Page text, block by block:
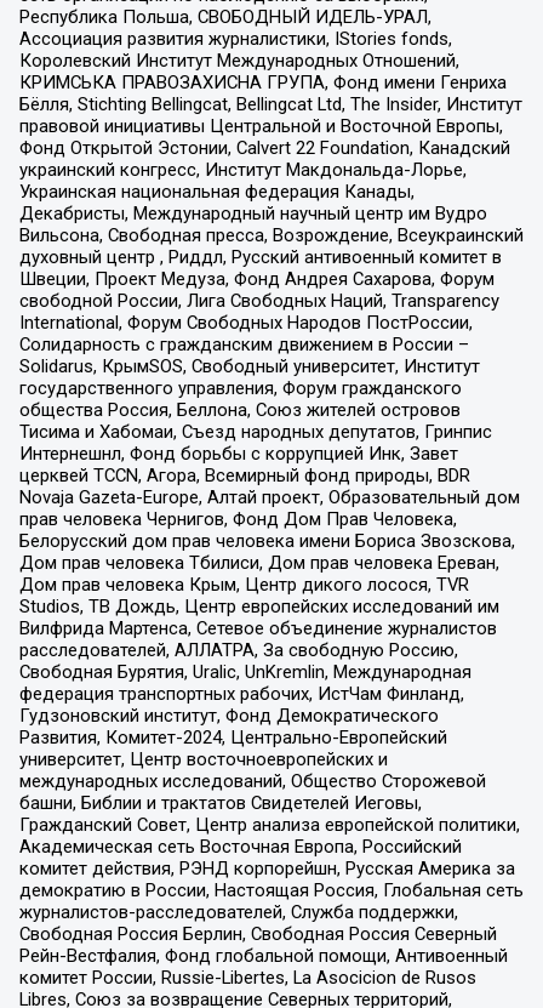
Республика Польша, СВОБОДНЫЙ ИДЕЛЬ-УРАЛ,
Ассоциация развития журналистики, IStories fonds,
Королевский Институт Международных Отношений,
КРИМСЬКА ПРАВОЗАХИСНА ГРУПА, Фонд имени Генриха
Бёлля, Stichting Bellingcat, Bellingcat Ltd, The Insider, Институт
правовой инициативы Центральной и Восточной Европы,
Фонд Открытой Эстонии, Calvert 22 Foundation, Канадский
украинский конгресс, Институт Макдональда-Лорье,
Украинская национальная федерация Канады,
Декабристы, Международный научный центр им Вудро
Вильсона, Свободная пресса, Возрождение, Всеукраинский
духовный центр , Риддл, Русский антивоенный комитет в
Швеции, Проект Медуза, Фонд Андрея Сахарова, Форум
свободной России, Лига Свободных Наций, Transparеncy
International, Форум Свободных Народов ПостРоссии,
Солидарность с гражданским движением в России –
Solidarus, КрымSOS, Свободный университет, Институт
государственного управления, Форум гражданского
общества Россия, Беллона, Союз жителей островов
Тисима и Хабомаи, Съезд народных депутатов, Гринпис
Интернешнл, Фонд борьбы с коррупцией Инк, Завет
церквей TCCN, Агора, Всемирный фонд природы, BDR
Novaja Gazeta-Europe, Алтай проект, Образовательный дом
прав человека Чернигов, Фонд Дом Прав Человека,
Белорусский дом прав человека имени Бориса Звозскова,
Дом прав человека Тбилиси, Дом прав человека Ереван,
Дом прав человека Крым, Центр дикого лосося, TVR
Studios, ТВ Дождь, Центр европейских исследований им
Вилфрида Мартенса, Сетевое объединение журналистов
расследователей, АЛЛАТРА, За свободную Россию,
Свободная Бурятия, Uralic, UnKremlin, Международная
федерация транспортных рабочих, ИстЧам Финланд,
Гудзоновский институт, Фонд Демократического
Развития, Комитет-2024, Центрально-Европейский
университет, Центр восточноевропейских и
международных исследований, Общество Сторожевой
башни, Библии и трактатов Свидетелей Иеговы,
Гражданский Совет, Центр анализа европейской политики,
Академическая сеть Восточная Европа, Российский
комитет действия, РЭНД корпорейшн, Русская Америка за
демократию в России, Настоящая Россия, Глобальная сеть
журналистов-расследователей, Служба поддержки,
Свободная Россия Берлин, Свободная Россия Северный
Рейн-Вестфалия, Фонд глобальной помощи, Антивоенный
комитет России, Russie-Libertes, La Asocicion de Rusos
Libres, Союз за возвращение Северных территорий,